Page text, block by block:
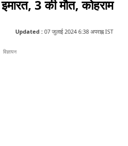
3 की मौत, कोहराम
Updated : 07 जुलाई 2024 6:38 अपराह्न IST
विज्ञापन